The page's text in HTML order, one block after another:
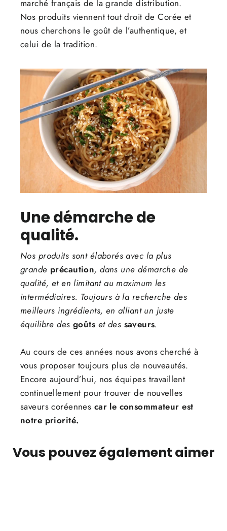
marché français de la grande distribution.
Nos produits viennent tout droit de Corée et
nous cherchons le goût de l’authentique, et
celui de la tradition.
Une démarche de
qualité.
Nos produits sont élaborés avec la plus
grande précaution, dans une démarche de
qualité, et en limitant au maximum les
intermédiaires. Toujours à la recherche des
meilleurs ingrédients, en alliant un juste
équilibre des goûts et des saveurs.
Au cours de ces années nous avons cherché à
vous proposer toujours plus de nouveautés.
Encore aujourd’hui, nos équipes travaillent
continuellement pour trouver de nouvelles
saveurs coréennes car le consommateur est
notre priorité.
Vous pouvez également aimer